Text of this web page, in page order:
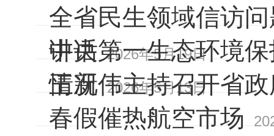
全省民生领域信访
讲话 2026年5月19日
中央第一生态环境
情况 2026年5月13日
王新伟主持召开省
春假催热航空市场